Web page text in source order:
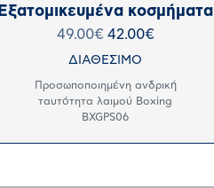
Εξατομικευμένα κοσμήματα
49.00€ 42.00€
ΔΙΑΘΕΣΙΜΟ
Προσωποποιημένη ανδρική
ταυτότητα λαιμού Boxing
BXGPS06